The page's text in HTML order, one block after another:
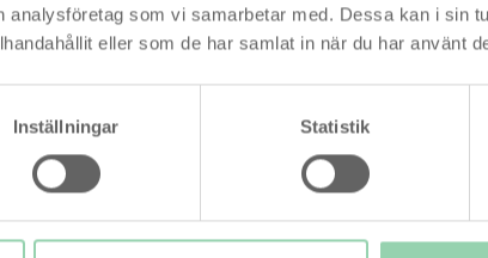
analysföretag som vi samarbetar med. Dessa kan i sin
eller som de har samlat in när du har använt
Inställningar Statistik
Läs mer här